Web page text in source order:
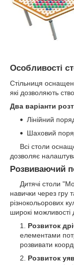
Особливості
Стільниця
які дозволяють
Два варіанти
Лінійний
Шаховий
Всі столи
дозволяє
Розвиваючий
Дитячі столи
навички через гру
різнокольорових
широкі можливості
Розвиток
елементами
розвивати
Розвиток